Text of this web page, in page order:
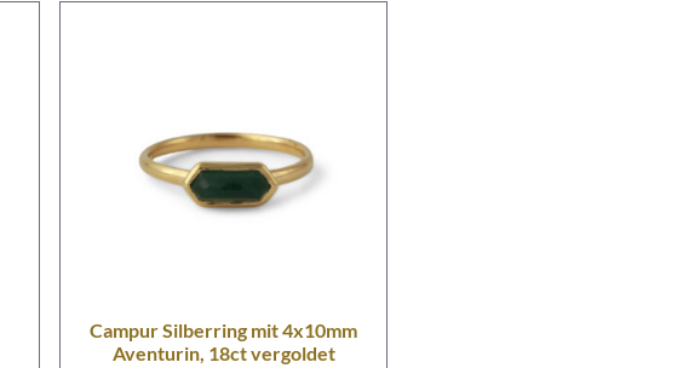
Campur Silberring mit 4x10mm
Aventurin, 18ct vergoldet